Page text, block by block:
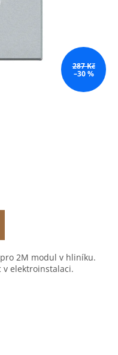
287 Kč
–30 %
2M modul v hliníku.
v elektroinstalaci.